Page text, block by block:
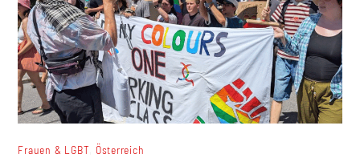
Frauen & LGBT Österreich